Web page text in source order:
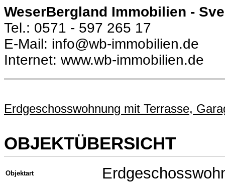
WeserBergland Immobilien -
Tel.: 0571 - 597 265 17
E-Mail: info@wb-immobilien.de
Internet: www.wb-immobilien.de
Erdgeschosswohnung mit Terrasse,
OBJEKTÜBERSICHT
Objektart